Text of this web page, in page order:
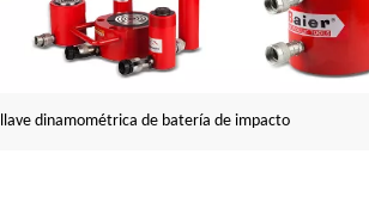
Arrancador
Herramienta de brida
llave dinamométrica de batería de impacto